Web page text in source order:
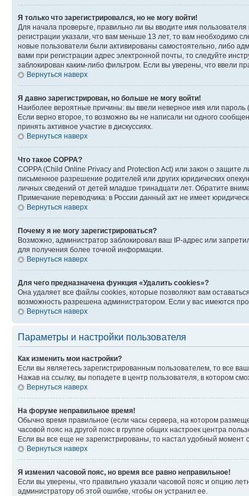
Я только что зарегистрировался, но не могу войти!
Для начала проверьте, правильно ли вы вводите имя
регистрации указали, что вам меньше 13 лет, то вам необходимо
новые пользователи были активированы самостоятельно, либо
вами при регистрации адрес электронной почты, то следуйте
заблокирован каким-либо фильтром. Если вы уверены, что ввели
Вернуться наверх
Я давно зарегистрирован, но больше не могу войти!
Наиболее вероятные причины: вы ввели неверное имя или пароль
Если верно второе, то возможно вы не написали ни одного
принять активное участие в дискуссиях.
Вернуться наверх
Что такое COPPA?
COPPA (Child Online Privacy and Protection Act) или закон о
письменное разрешение родителей или других юридических
личных сведений от детей младше тринадцати лет. Обратите
Примечание переводчика: в России данный акт не имеет
Вернуться наверх
Почему я не могу зарегистрироваться?
Возможно, администратор заблокировал ваш IP-адрес или
для получения более точной информации.
Вернуться наверх
Для чего предназначена функция «Удалить cookies»?
Она удаляет все файлы cookies, которые позволяют вам
возможность разрешена администратором. Если у вас имеются
Вернуться наверх
Параметры и настройки пользователя
Как изменить мои настройки?
Если вы являетесь зарегистрированным пользователем, то все
Нажав на ссылку, вы попадете в центр пользователя, в котором
Вернуться наверх
На форуме неправильное время!
Обычно время правильное (если часы сервера, на котором
часовой пояс на другой пояс в группе общих настроек центра
Если вы все еще не зарегистрированы, то настал удобный момент
Вернуться наверх
Я изменил часовой пояс, но время все равно неправильное!
Если вы уверены, что правильно указали часовой пояс и опцию
администратору об этой ошибке, чтобы он устранил ее.